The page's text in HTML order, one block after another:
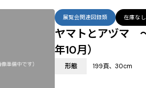
ヤマトとアヅマ
年10月）
展覧会関連図録類 在庫なし
形態 199頁、30cm